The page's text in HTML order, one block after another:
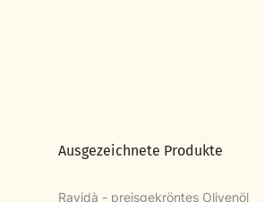
Ausgezeichnete Produkte
Ravidà - preisgekröntes Olivenöl